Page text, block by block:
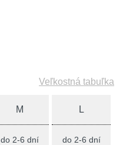
Veľkostná tabuľka
M
do 2-6 dní
L
do 2-6 dní